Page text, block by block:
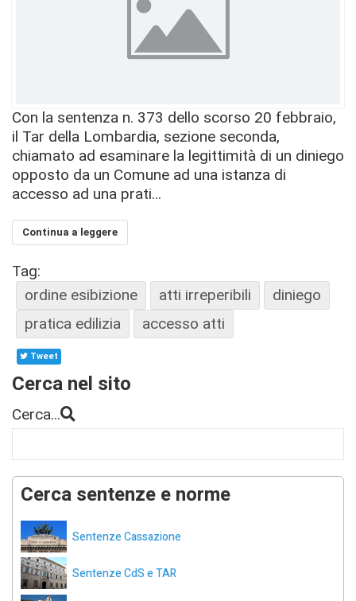
Con la sentenza n. 373 dello scorso 20 febbraio,
il Tar della Lombardia, sezione seconda,
chiamato ad esaminare la legittimità di un diniego
opposto da un Comune ad una istanza di
accesso ad una prati...
Continua a leggere
Tag:
ordine esibizione
atti irreperibili
diniego
pratica edilizia
accesso atti
Tweet
Cerca nel sito
Cerca...
Cerca sentenze e norme
Sentenze Cassazione
Sentenze CdS e TAR